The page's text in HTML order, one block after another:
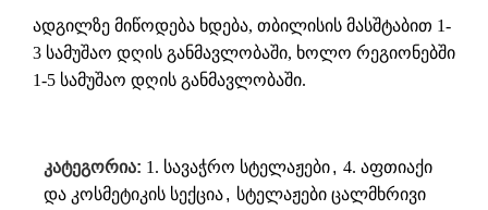
ადგილზე მიწოდება ხდება, თბილისის მასშტაბით 1-
3 სამუშაო დღის განმავლობაში, ხოლო რეგიონებში
1-5 სამუშაო დღის განმავლობაში.
კატეგორია: 1. სავაჭრო სტელაჟები, 4. აფთიაქი
და კოსმეტიკის სექცია, სტელაჟები ცალმხრივი